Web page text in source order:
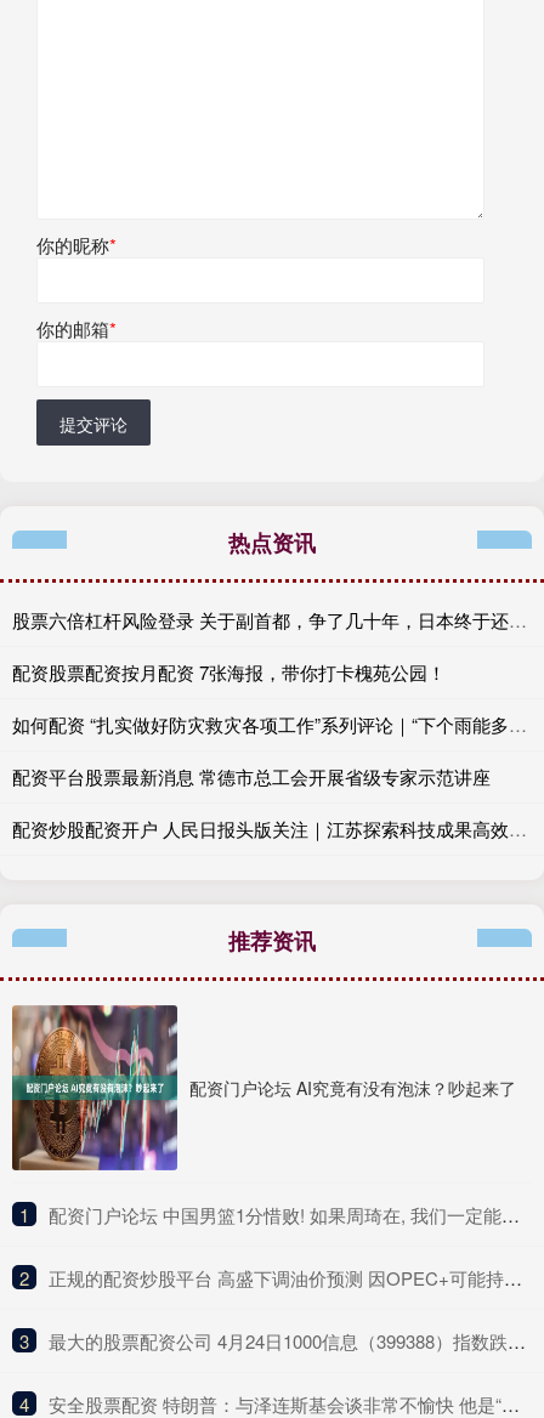
你的昵称*
你的邮箱*
提交评论
热点资讯
股票六倍杠杆风险登录 关于副首都，争了几十年，日本终于还是走出了这一步
配资股票配资按月配资 7张海报，带你打卡槐苑公园！
如何配资 “扎实做好防灾救灾各项工作”系列评论｜“下个雨能多大”的认知偏差比洪水危险
配资平台股票最新消息 常德市总工会开展省级专家示范讲座
配资炒股配资开户 人民日报头版关注｜江苏探索科技成果高效转化应用新途径
推荐资讯
配资门户论坛 AI究竟有没有泡沫？吵起来了
1 ​配资门户论坛 中国男篮1分惜败! 如果周琦在, 我们一定能拿下澳大利亚!
2 ​正规的配资炒股平台 高盛下调油价预测 因OPEC+可能持续增产
3 ​最大的股票配资公司 4月24日1000信息（399388）指数跌1.48%，成份股润泽科技（300442）领跌
4 ​安全股票配资 特朗普：与泽连斯基会谈非常不愉快 他是“全球最佳推销员”！普京和泽连斯基会晤？俄方：有可能